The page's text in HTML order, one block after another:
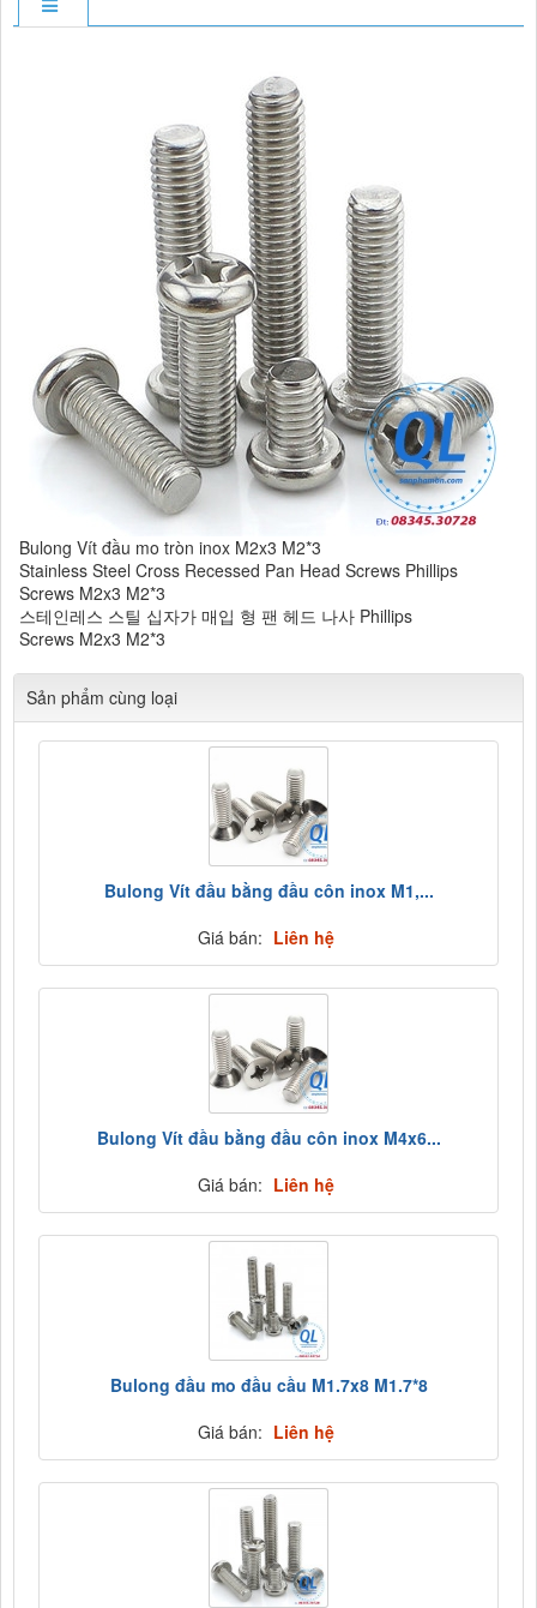
Bulong Vít đầu mo tròn inox M2x3 M2*3
Stainless Steel Cross Recessed Pan Head Screws Phillips
Screws M2x3 M2*3
​스테인레스 스틸 십자가 매입 형 팬 헤드 나사 Phillips
Screws M2x3 M2*3
Sản phẩm cùng loại
Bulong Vít đầu bằng đầu côn inox M1,...
Giá bán: Liên hệ
Bulong Vít đầu bằng đầu côn inox M4x6...
Giá bán: Liên hệ
Bulong đầu mo đầu cầu M1.7x8 M1.7*8
Giá bán: Liên hệ